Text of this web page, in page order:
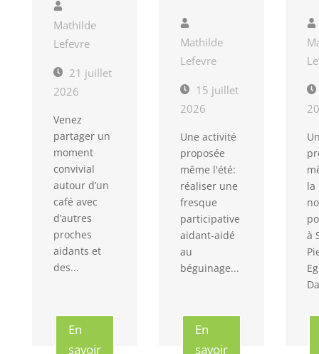
Mathilde
Lefevre
21 juillet
2026
Venez
partager un
moment
convivial
autour d’un
café avec
d’autres
proches
aidants et
des...
En
savoir
Mathilde
Lefevre
15 juillet
2026
Une activité
proposée
même l'été:
réaliser une
fresque
participative
aidant-aidé
au
béguinage...
En
savoir
la
à